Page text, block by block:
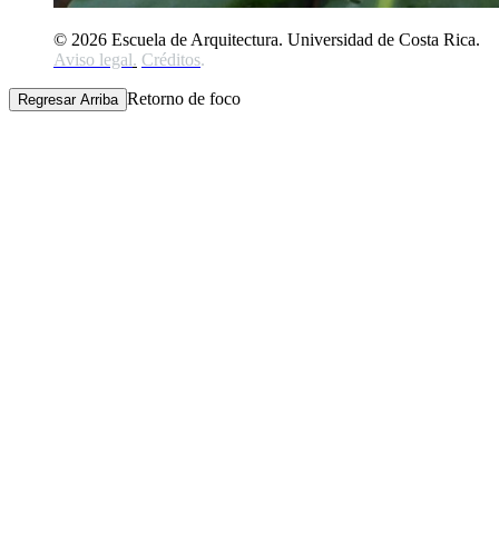
© 2026 Escuela de Arquitectura. Universidad de Costa Rica.
Aviso legal. Créditos.
Regresar Arriba Retorno de foco